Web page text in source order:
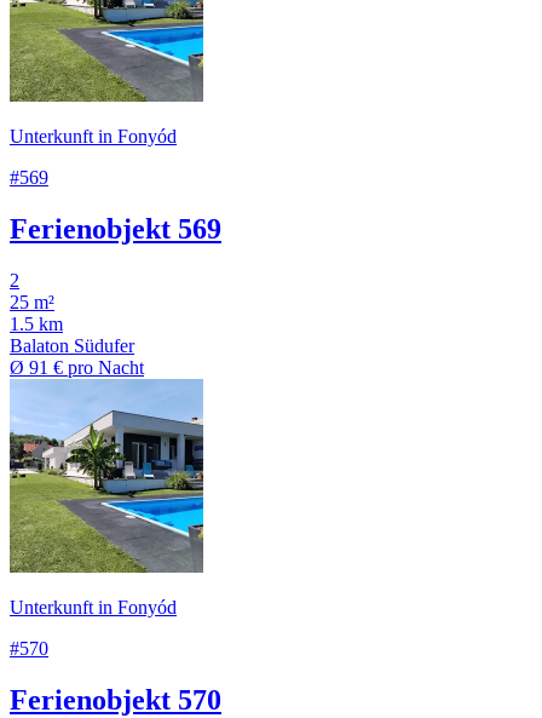
Unterkunft in Fonyód
#569
Ferienobjekt 569
2
25 m²
1.5 km
Balaton Südufer
Ø 91 € pro Nacht
Unterkunft in Fonyód
#570
Ferienobjekt 570